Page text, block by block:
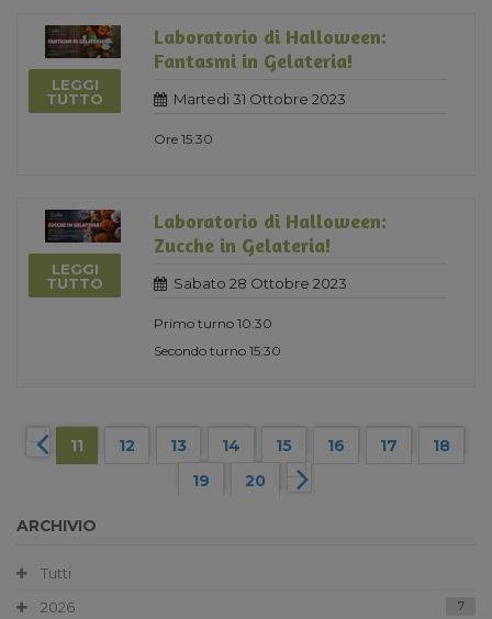
LEGGI
TUTTO
Laboratorio di Halloween:
Fantasmi in Gelateria!
Martedi 31 Ottobre 2023
Ore 15:30
LEGGI
TUTTO
Laboratorio di Halloween:
Zucche in Gelateria!
Sabato 28 Ottobre 2023
Primo turno 10:30
Secondo turno 15:30
11 12 13 14 15 16 17
18
19
20
ARCHIVIO
Tutti
2026
7